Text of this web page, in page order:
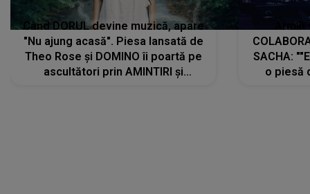
Când DORUL devine muzică, apare
"Nu ajung acasă". Piesa lansată de
Theo Rose și DOMINO îi poartă pe
ascultători prin AMINTIRI și
SACHA:
o piesă